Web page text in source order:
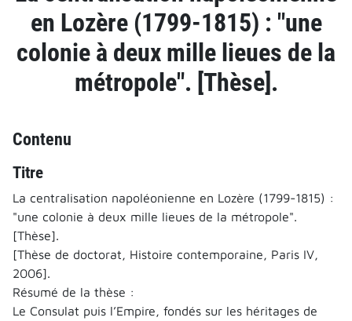
en Lozère (1799-1815) : "une
colonie à deux mille lieues de la
métropole". [Thèse].
Contenu
Titre
La centralisation napoléonienne en Lozère (1799-1815) :
"une colonie à deux mille lieues de la métropole".
[Thèse].
[Thèse de doctorat, Histoire contemporaine, Paris IV,
2006].
Résumé de la thèse :
Le Consulat puis l’Empire, fondés sur les héritages de